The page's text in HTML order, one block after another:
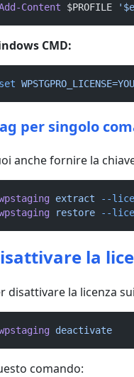
Content $PROFILE
CMD:
set
per singolo
anche fornire la
extract --
restore --
la
disattivare la licenza
deactivate
comando: